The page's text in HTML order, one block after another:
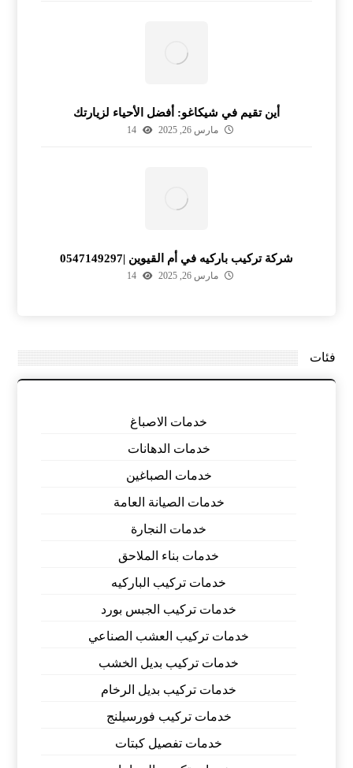
أين تقيم في شيكاغو: أفضل الأحياء لزيارتك
مارس 26, 2025 14
شركة تركيب باركيه في أم القيوين |0547149297
مارس 26, 2025 14
فئات
خدمات الاصباغ
خدمات الدهانات
خدمات الصباغين
خدمات الصيانة العامة
خدمات النجارة
خدمات بناء الملاحق
خدمات تركيب الباركيه
خدمات تركيب الجبس بورد
خدمات تركيب العشب الصناعي
خدمات تركيب بديل الخشب
خدمات تركيب بديل الرخام
خدمات تركيب فورسيلنج
خدمات تفصيل كبتات